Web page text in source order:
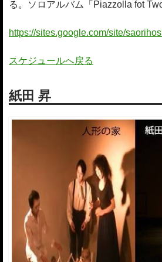
る。ソロアルバム「Piazzolla fot
https://sites.google.com/site/
スケジュールへ戻る
紙田 昇